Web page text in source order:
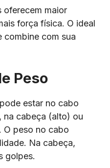
oferecem maior
força física. O ideal
combine com sua
Peso
estar no cabo
na cabeça (alto) ou
O peso no cabo
Na cabeça,
golpes.